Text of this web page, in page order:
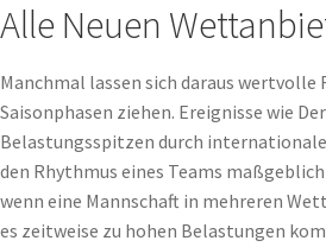
Alle Neuen
Manchmal lassen sich daraus wertvolle
Saisonphasen ziehen. Ereignisse wie
Belastungsspitzen durch
den Rhythmus eines Teams
wenn eine Mannschaft in mehreren
es zeitweise zu hohen Belastungen